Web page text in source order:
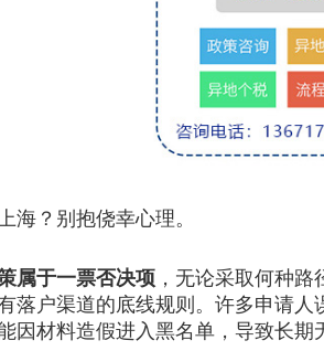
？别抱侥幸心理。
属于一票否决项 ，无论采取何种
落户渠道的底线规则。许多申请
因材料造假进入黑名单，导致长期